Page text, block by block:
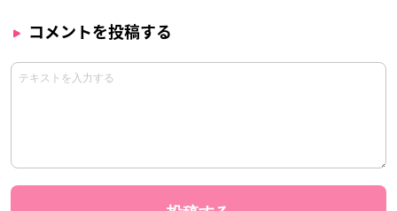
コメントを投稿する